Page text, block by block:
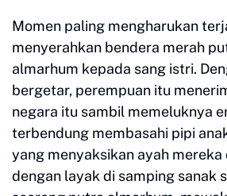
Momen paling mengharukan
menyerahkan bendera merah
almarhum kepada sang istri.
bergetar, perempuan itu
negara itu sambil memeluknya
terbendung membasahi pipi
yang menyaksikan ayah
dengan layak di samping sanak